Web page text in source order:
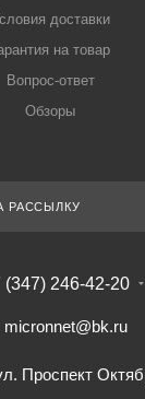
доставки
на товар
Вопрос-ответ
Обзоры
РАССЫЛКУ
(347) 246-42-20
micronnet@bk.ru
Проспект